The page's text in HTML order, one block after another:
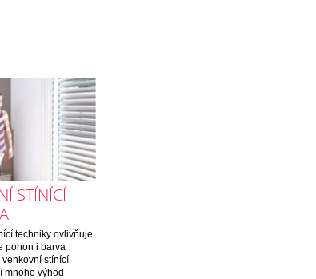
STÍNÍCÍ
techniky ovlivňuje
pohon i barva
stínící
mnoho výhod –